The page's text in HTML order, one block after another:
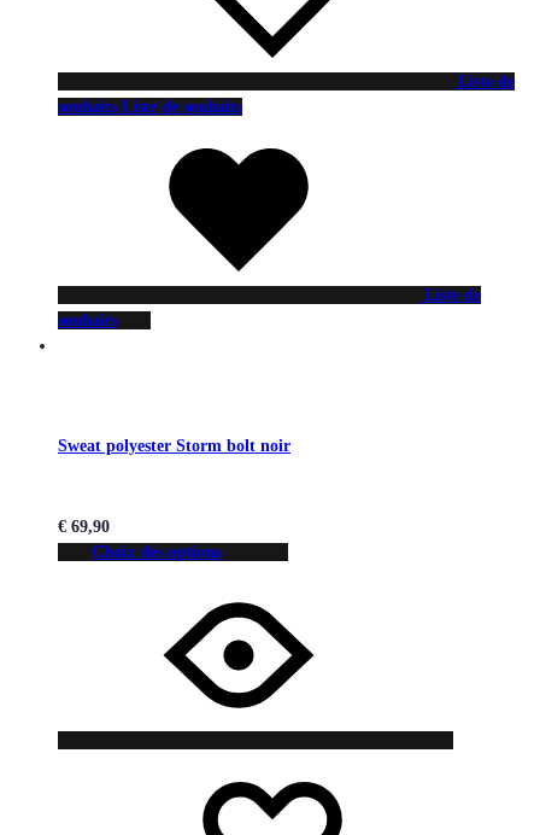
Liste de
souhaits Liste de souhaits
Liste de
souhaits
Sweat polyester Storm bolt noir
€ 69,90
Choix des options